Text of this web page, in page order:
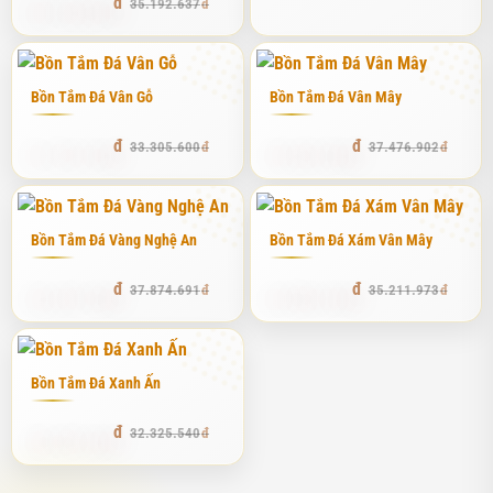
mây khói, bồn tắm đá Marble mang lại vẻ đẹp thanh thoát và quý
phái. Đặc biệt, dòng
Bồn Tắm Đá Cẩm Thạch Xám đang rất được
hợp với các phụ kiện inox mạ vàng hoặc đen mờ. Tuy nhiên, đá
Marble có độ xốp nhẹ nên đòi hỏi kỹ thuật chống thấm cực kỳ khắt
khe từ phía chúng tôi để đảm bảo độ bền tuyệt đối.
Bồn tắm đá Granite - Sự mạnh mẽ và bền bỉ
Đá Granite nổi tiếng với độ cứng cực cao và khả năng chống trầy
xước tuyệt vời. Những chiếc bồn tắm làm từ đá hoa cương thường
có màu sắc đồng nhất hơn và mang vẻ đẹp hiện đại, khỏe khoắn.
Nếu bạn là người bận rộn và không có quá nhiều thời gian để
chăm chút, bảo trì kỹ lưỡng, thì Granite chính là "chân ái". Tại
xưởng của tôi, việc chế tác bồn tắm Granite tốn nhiều công sức
vững vàng để không làm nứt đá trong quá trình đục rỗng.
35.192.637
Bồn Tắm Đá Vân Gỗ
33.305.600
Bồn Tắm Đá Vân Mây
37.476.902
Bồn Tắm Đá Vàng Nghệ An
37.874.691
Bồn Tắm Đá Xám Vân Mây
35.211.973
Bồn Tắm Đá Xanh Ấn
32.325.540